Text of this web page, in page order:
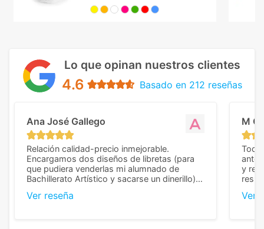
Lo que opinan nuestros clientes
4.6 Basado en 212 reseñas
Ana José Gallego
Relación calidad-precio inmejorable.
Encargamos dos diseños de libretas (para
que pudiera venderlas mi alumnado de
Bachillerato Artístico y sacarse un dinerillo) y
diferencia, con libretas de muy buena calidad
Ver reseña
M C
Todo
y
Ver